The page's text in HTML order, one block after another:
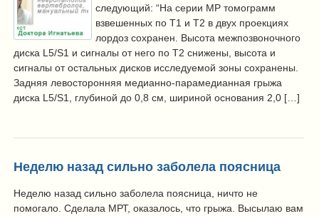
следующий: “На серии МР томограмм
взвешенных по Т1 и Т2 в двух проекциях
лордоз сохранен. Высота межпозвоночного
диска L5/S1 и сигналы от него по T2 снижены, высота и
сигналы от остальных дисков исследуемой зоны сохранены.
Задняя левосторонняя медианно-парамедианная грыжа
диска L5/S1, глубиной до 0,8 см, шириной основания 2,0 […]
Неделю назад сильно заболела поясница
Неделю назад сильно заболела поясница, ничто не
помогало. Сделала МРТ, оказалось, что грыжа. Высылаю вам